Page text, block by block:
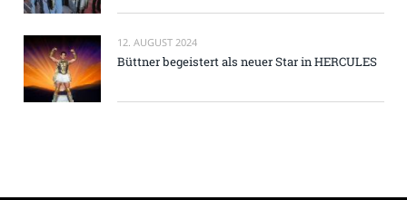
12. AUGUST 2024
Büttner begeistert als neuer Star in HERCULES